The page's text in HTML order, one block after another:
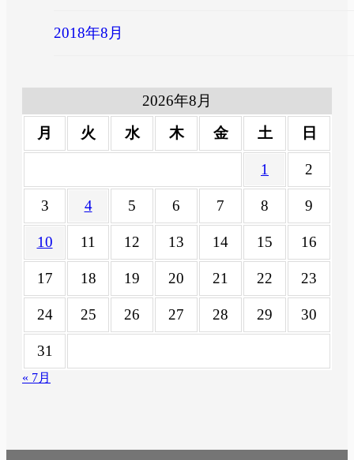
2018年8月
2026年8月
月
火 水 木 金 土 日
1 2
3 4 5 6 7 8 9
10 11 12 13 14 15 16
17 18 19 20 21 22 23
24 25 26 27 28 29 30
31
« 7月